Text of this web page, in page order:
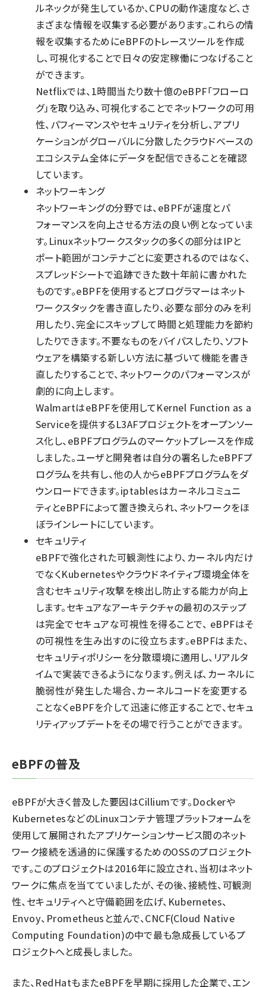
ルネックが発生しているか、CPUの動作速度など、さ
まざまな情報を収集する必要があります。これらの情
報を収集するためにeBPFのトレースツールを作成
し、可視化することで日々の安定稼働につなげること
ができます。
Netflixでは、1時間当たり数十億のeBPF「フローロ
グ」を取り込み、可視化することでネットワークの可用
性、パフィーマンスやセキュリティを分析し、アプリ
ケーションがグローバルに分散したクラウドベースの
エコシステム全体にデータを配信できることを確認
しています。
ネットワーキング
ネットワーキングの分野では、eBPFが速度とパ
フォーマンスを向上させる方法の良い例となっていま
す。Linuxネットワークスタックの多くの部分はIPと
ポート範囲がコンテナごとに変更されるのではなく、
スプレッドシートで追跡できた数十年前に書かれた
ものです。eBPFを使用するとプログラマーはネット
ワークスタックを書き直したり、必要な部分のみを利
用したり、完全にスキップして時間と処理能力を節約
したりできます。不要なものをバイパスしたり、ソフト
ウェアを構築する新しい方法に基づいて機能を書き
直したりすることで、ネットワークのパフォーマンスが
劇的に向上します。
WalmartはeBPFを使用してKernel Function as a
Serviceを提供するL3AFプロジェクトをオープンソー
ス化し、eBPFプログラムのマーケットプレースを作成
しました。ユーザと開発者は自分の署名したeBPFプ
ログラムを共有し、他の人からeBPFプログラムをダ
ウンロードできます。iptablesはカーネルコミュニ
ティとeBPFによって置き換えられ、ネットワークをほ
ぼラインレートにしています。
セキュリティ
eBPFで強化された可観測性により、カーネル内だけ
でなくKubernetesやクラウドネイティブ環境全体を
含むセキュリティ攻撃を検出し防止する能力が向上
します。セキュアなアーキテクチャの最初のステップ
は完全でセキュアな可視性を得ることで、 eBPFはそ
の可視性を生み出すのに役立ちます。eBPFはまた、
セキュリティポリシーを分散環境に適用し、リアルタ
イムで実装できるようになります。例えば、カーネルに
脆弱性が発生した場合、カーネルコードを変更する
ことなくeBPFを介して迅速に修正することで、セキュ
リティアップデートをその場で行うことができます。
eBPFの普及
eBPFが大きく普及した要因はCilliumです。Dockerや
KubernetesなどのLinuxコンテナ管理プラットフォームを
使用して展開されたアプリケーションサービス間のネット
ワーク接続を透過的に保護するためのOSSのプロジェクト
です。このプロジェクトは2016年に設立され、当初はネット
ワークに焦点を当てていましたが、その後、接続性、可観測
性、セキュリティへと守備範囲を広げ、Kubernetes、
Envoy、Prometheusと並んで、CNCF(Cloud Native
Computing Foundation)の中で最も急成長しているプ
ロジェクトへと成長しました。
また、RedHatもまたeBPFを早期に採用した企業で、エン